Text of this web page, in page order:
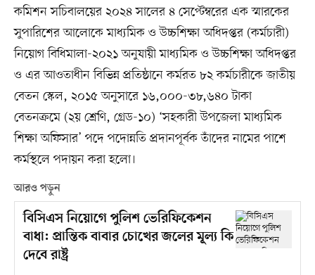
কমিশন সচিবালয়ের ২০২৪ সালের ৪ সেপ্টেম্বরের এক স্মারকের
সুপারিশের আলোকে মাধ্যমিক ও উচ্চশিক্ষা অধিদপ্তর (কর্মচারী)
নিয়োগ বিধিমালা-২০২১ অনুযায়ী মাধ্যমিক ও উচ্চশিক্ষা অধিদপ্তর
ও এর আওতাধীন বিভিন্ন প্রতিষ্ঠানে কর্মরত ৮২ কর্মচারীকে জাতীয়
বেতন স্কেল, ২০১৫ অনুসারে ১৬,০০০-৩৮,৬৪০ টাকা
বেতনক্রমে (২য় শ্রেণি, গ্রেড-১০) ‘সহকারী উপজেলা মাধ্যমিক
শিক্ষা অফিসার’ পদে পদোন্নতি প্রদানপূর্বক তাঁদের নামের পাশে
কর্মস্থলে পদায়ন করা হলো।
আরও পড়ুন
বিসিএস নিয়োগে পুলিশ ভেরিফিকেশন
বাধা: প্রান্তিক বাবার চোখের জলের মূল্য কি
দেবে রাষ্ট্র